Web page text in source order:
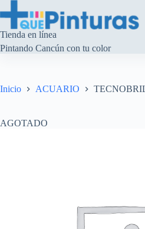
al
contenido
Tienda en línea
Pintando Cancún con tu color
Inicio ACUARIO
AGOTADO